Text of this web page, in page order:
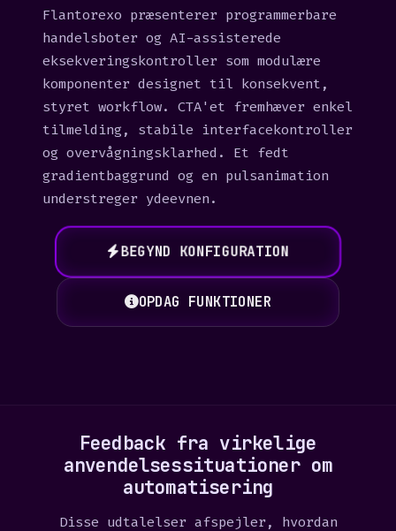
Flantorexo præsenterer programmerbare
handelsboter og AI-assisterede
eksekveringskontroller som modulære
komponenter designet til konsekvent,
styret workflow. CTA'et fremhæver enkel
tilmelding, stabile interfacekontroller
og overvågningsklarhed. Et fedt
gradientbaggrund og en pulsanimation
understreger ydeevnen.
BEGYND KONFIGURATION
OPDAG FUNKTIONER
Feedback fra virkelige
anvendelsessituationer om
automatisering
Disse udtalelser afspejler, hvordan